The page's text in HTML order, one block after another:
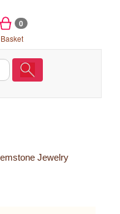
0
Basket
Jewelry